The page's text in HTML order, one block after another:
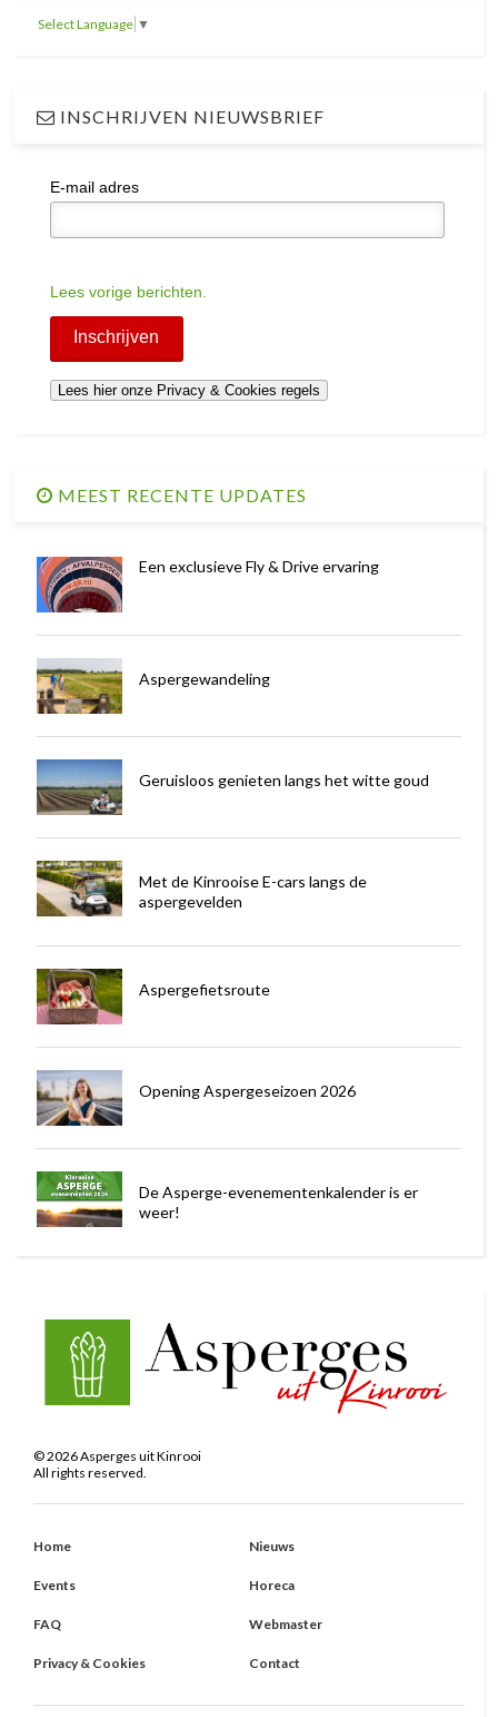
Select Language ▼
INSCHRIJVEN NIEUWSBRIEF
E-mail adres
Lees vorige berichten.
MEEST RECENTE UPDATES
Een exclusieve Fly & Drive ervaring
Aspergewandeling
Geruisloos genieten langs het witte goud
Met de Kinrooise E-cars langs de
aspergevelden
Aspergefietsroute
Opening Aspergeseizoen 2026
De Asperge-evenementenkalender is er
weer!
©2026Asperges uit Kinrooi
All rights reserved.
Home Nieuws
Events Horeca
FAQ Webmaster
Privacy & Cookies Contact